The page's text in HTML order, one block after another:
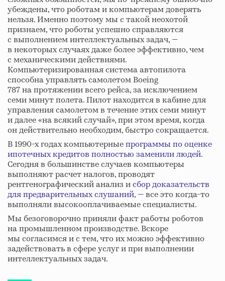
убеждены, что роботам и компьютерам доверять
нельзя. Именно поэтому мы с такой неохотой
признаем, что роботы успешно справляются
с выполнением интеллектуальных задач, —
в некоторых случаях даже более эффективно, чем
с механическими действиями.
Компьютеризированная система автопилота
способна управлять самолетом Boeing
787 на протяжении всего рейса, за исключением
семи минут полета. Пилот находится в кабине для
управления самолетом в течение этих семи минут
и далее «на всякий случай», при этом время, когда
он действительно необходим, быстро сокращается.
В 1990-х годах компьютерныепрограммы по оценке
ипотечных кредитов полностью заменили людей.
Сегодня в большинстве случаев компьютеры
выполняют расчет налогов, проводят
рентгенографический анализ исбор доказательств
для предварительных слушаний, — все это когда-то
выполняли высокооплачиваемые специалисты.
Мы безоговорочно приняли факт работы роботов
на промышленном производстве. Вскоре
мы согласимся и с тем, что их можно эффективно
задействовать в сфере услуг и при выполнении
интеллектуальных задач.